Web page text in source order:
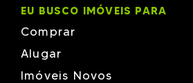
EU BUSCO IMÓVEIS PARA
Comprar
Alugar
Imóveis Novos